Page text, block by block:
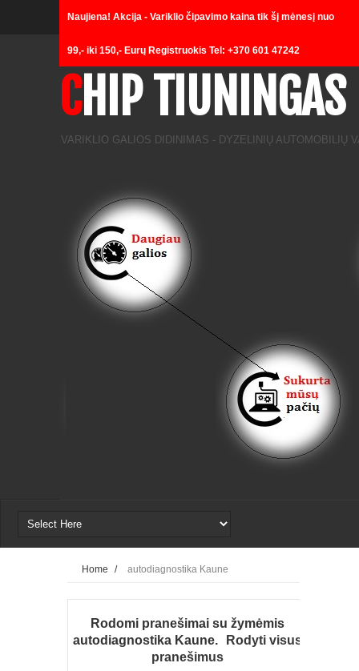
Naujiena! Akcija - Variklio čipavimo kaina tik šį mėnesį nuo
99,- iki 150,- Eurų Registruokis Tel: +370 601 47242
Loading...
CHIP
VARIKLIO GALIOS DIDINIMAS - DYZELINIŲ AUTOMOBILIŲ
Home / autodiagnostika Kaune
Rodomi pranešimai su žymėmis
autodiagnostika Kaune.
Rodyti visus
pranešimus